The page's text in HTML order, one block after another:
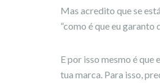
Mas acredito que se
“como é que eu garanto
E por isso mesmo é
tua marca. Para isso,